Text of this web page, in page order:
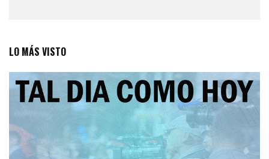
LO MÁS VISTO